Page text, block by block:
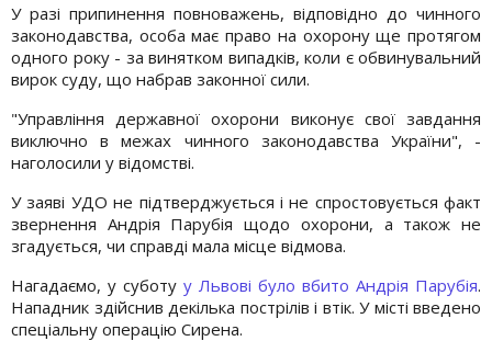
У разі припинення повноважень, відповідно до чинного
законодавства, особа має право на охорону ще протягом
одного року - за винятком випадків, коли є обвинувальний
вирок суду, що набрав законної сили.
"Управління державної охорони виконує свої завдання
виключно в межах чинного законодавства України", -
наголосили у відомстві.
У заяві УДО не підтверджується і не спростовується факт
звернення Андрія Парубія щодо охорони, а також не
згадується, чи справді мала місце відмова.
Нагадаємо, у суботу у Львові було вбито Андрія Парубія.
Нападник здійснив декілька пострілів і втік. У місті введено
спеціальну операцію Сирена.